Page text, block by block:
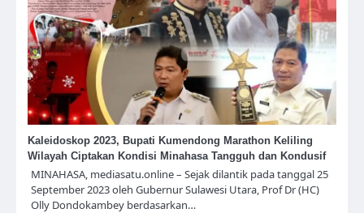
Kaleidoskop 2023, Bupati Kumendong Marathon Keliling
Wilayah Ciptakan Kondisi Minahasa Tangguh dan Kondusif
MINAHASA, mediasatu.online – Sejak dilantik pada tanggal 25
September 2023 oleh Gubernur Sulawesi Utara, Prof Dr (HC)
Olly Dondokambey berdasarkan…